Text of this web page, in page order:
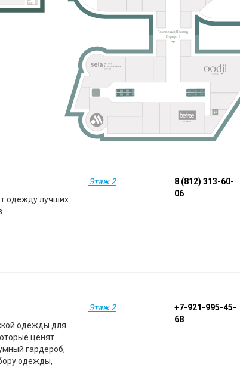
одежду лучших
Этаж 2
8 (812) 313-60-
06
одежды для
ценят
гардероб,
одежды,
Этаж 2
+7-921-995-45-
68